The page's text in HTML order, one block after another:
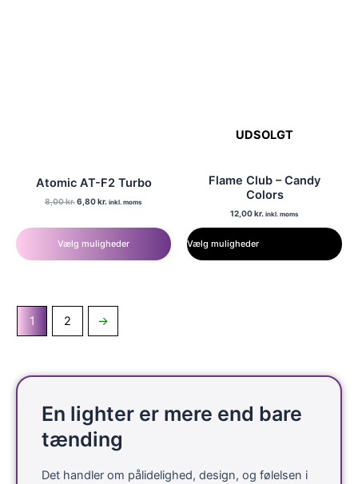
Atomic AT-F2 Turbo
8,00kr.Den
8,00 kr..
6,80kr. Den
6,80 kr..
inkl. moms
Vælg muligheder
har
Mulighederne
kan
på
UDSOLGT
Flame Club – Candy
Colors
12,00kr. inkl. moms
Vælg muligheder
Dette
vare
varesiden
1 2 →
En lighter er mere end bare
tænding
Det handler om pålidelighed, design, og følelsen i